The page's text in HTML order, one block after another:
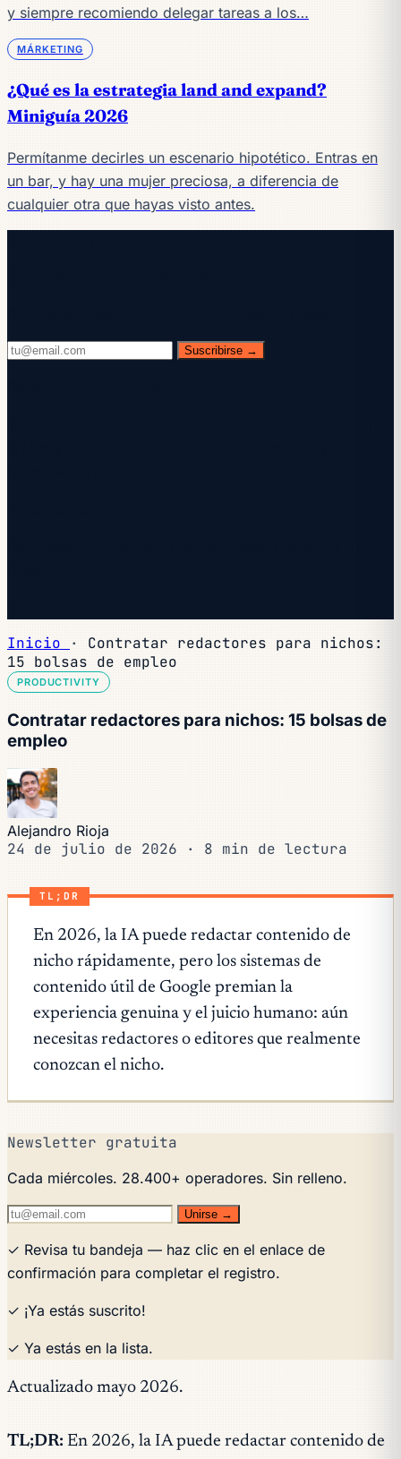
y siempre recomiendo delegar tareas a los…
MÁRKETING
¿Qué es la estrategia land and expand?
Miniguía 2026
Permítanme decirles un escenario hipotético. Entras en
un bar, y hay una mujer preciosa, a diferencia de
cualquier otra que hayas visto antes.
Suscribirse →
Inicio ·
Contratar redactores para nichos:
15 bolsas de empleo
PRODUCTIVITY
Contratar redactores para nichos: 15 bolsas de
empleo
Alejandro Rioja
24 de julio de 2026 · 8 min de lectura
TL;DR
En 2026, la IA puede redactar contenido de
nicho rápidamente, pero los sistemas de
contenido útil de Google premian la
experiencia genuina y el juicio humano: aún
necesitas redactores o editores que realmente
conozcan el nicho.
Newsletter gratuita
Cada miércoles. 28.400+ operadores. Sin relleno.
Unirse →
✓ Revisa tu bandeja — haz clic en el enlace de
confirmación para completar el registro.
✓ ¡Ya estás suscrito!
✓ Ya estás en la lista.
Actualizado mayo 2026.
TL;DR: En 2026, la IA puede redactar contenido de